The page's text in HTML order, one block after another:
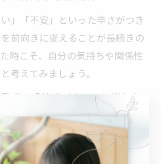
」「不安」といった辛さがつき
前向きに捉えることが長続きの
時こそ、自分の気持ちや関係性
考えてみましょう。
辛い 別れたくない」と悩む方
会の予定を明確にすることで、
やすくなります。また、同じよ
ル同士で情報交換をするのも有効